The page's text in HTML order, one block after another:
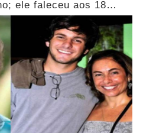
ele faleceu aos 18